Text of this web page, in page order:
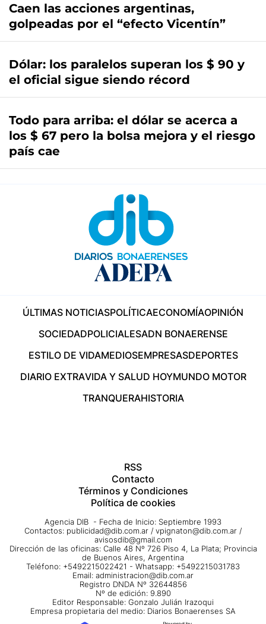
Caen las acciones argentinas,
golpeadas por el “efecto Vicentín”
Dólar: los paralelos superan los $ 90 y
el oficial sigue siendo récord
Todo para arriba: el dólar se acerca a
los $ 67 pero la bolsa mejora y el riesgo
país cae
ÚLTIMAS NOTICIASPOLÍTICAECONOMÍAOPINIÓN
SOCIEDADPOLICIALESADN BONAERENSE
ESTILO DE VIDAMEDIOSEMPRESASDEPORTES
DIARIO EXTRAVIDA Y SALUD HOYMUNDO MOTOR
TRANQUERAHISTORIA
RSS
Contacto
Términos y Condiciones
Política de cookies
Agencia DIB - Fecha de Inicio: Septiembre 1993
Contactos: publicidad@dib.com.ar / vpignaton@dib.com.ar /
avisosdib@gmail.com
Dirección de las oficinas: Calle 48 Nº 726 Piso 4, La Plata; Provincia
de Buenos Aires, Argentina
Teléfono: +5492215022421 - Whatsapp: +5492215031783
Email: administracion@dib.com.ar
Registro DNDA Nº 32644856
Nº de edición: 9.890
Editor Responsable: Gonzalo Julián Irazoqui
Empresa propietaria del medio: Diarios Bonaerenses SA